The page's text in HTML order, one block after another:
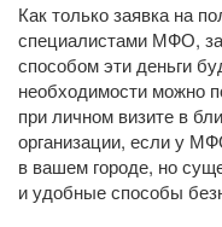
Как только заявка на
специалистами МФО,
способом эти деньги
необходимости можно
при личном визите в
организации, если у
в вашем городе, но
и удобные способы